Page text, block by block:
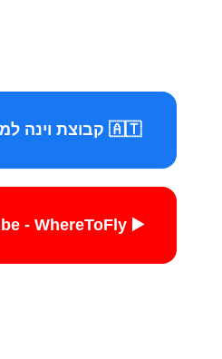
🇦🇹 קבוצת וינה למטיילים
▶️ YouTube - WhereToFly